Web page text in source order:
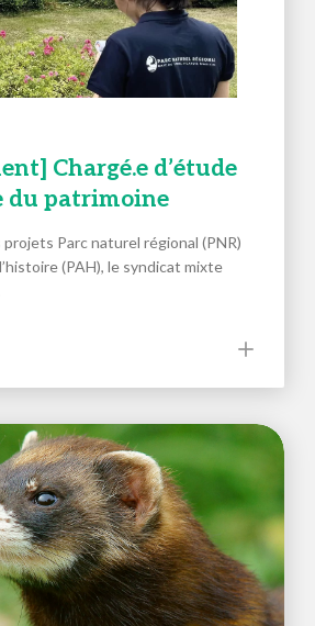
Chargé.e d’étude
du patrimoine
Parc naturel régional (PNR)
(PAH), le syndicat mixte